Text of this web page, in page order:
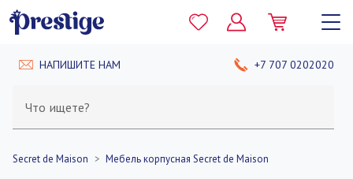
НАПИШИТЕ НАМ +7 707 0202020
Что ищете?
Secret de Maison Мебель корпусная Secret de Maison